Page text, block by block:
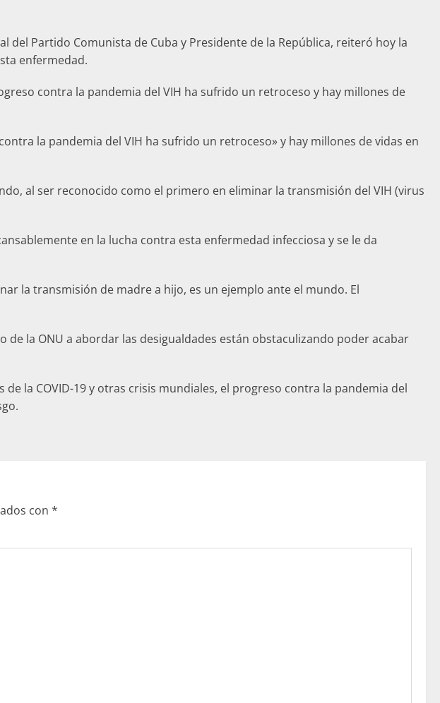
del Partido Comunista de Cuba y Presidente de la República, reiteró hoy la
enfermedad.
contra la pandemia del VIH ha sufrido un retroceso y hay millones de
la pandemia del VIH ha sufrido un retroceso» y hay millones de vidas en
al ser reconocido como el primero en eliminar la transmisión del VIH (virus
en la lucha contra esta enfermedad infecciosa y se le da
la transmisión de madre a hijo, es un ejemplo ante el mundo. El
de la ONU a abordar las desigualdades están obstaculizando poder acabar
la COVID-19 y otras crisis mundiales, el progreso contra la pandemia del
con *